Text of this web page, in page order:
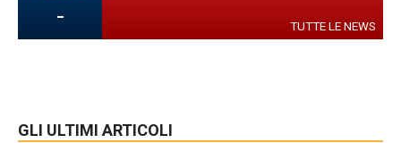
- TUTTE LE NEWS
GLI ULTIMI ARTICOLI